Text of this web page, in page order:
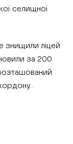
селищної
знищили ліцей
за 200